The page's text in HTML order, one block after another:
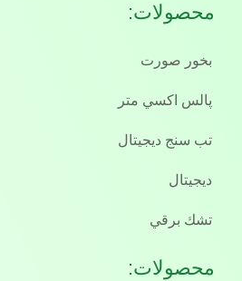
محصولات:
بخور صورت
پالس اكسي متر
تب سنج ديجيتال
ديجيتال
تشك برقي
محصولات: